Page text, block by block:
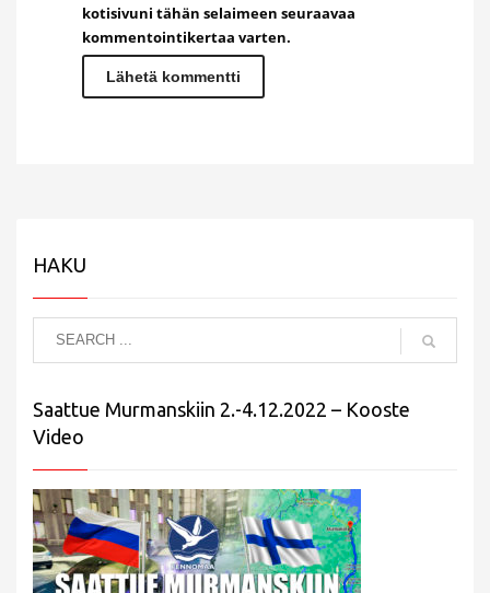
kotisivuni tähän selaimeen seuraavaa
kommentointikertaa varten.
HAKU
Saattue Murmanskiin 2.-4.12.2022 – Kooste
Video